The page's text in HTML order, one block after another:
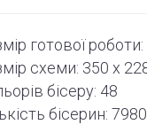
готової
схеми: 350 x
бісеру: 48
бісерин: